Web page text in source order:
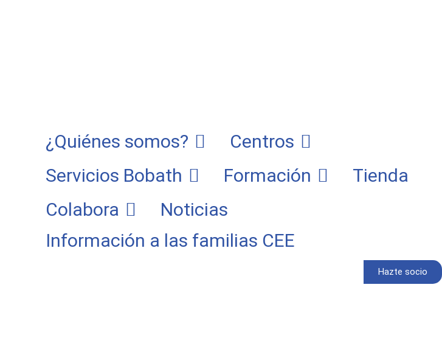
¿Quiénes somos?
Centros
Servicios Bobath
Formación
Tienda
Colabora
Noticias
Información a las familias CEE
Hazte socio